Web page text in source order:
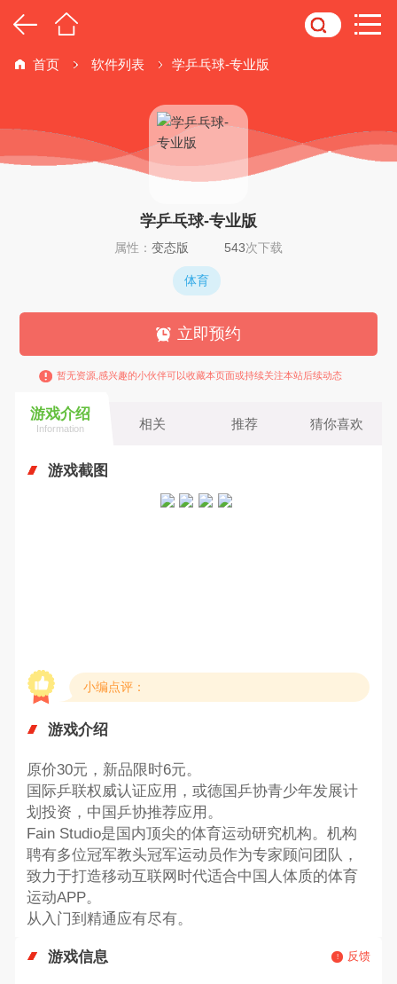
首页 软件列表 学乒乓球-专业版
学乒乓球-专业版
属性： 变态版 543次下载
体育
立即预约
暂无资源,感兴趣的小伙伴可以收藏本页面或持续关注本站后续动态
游戏介绍
Information 相关 推荐 猜你喜欢
游戏截图
小编点评：
游戏介绍
原价30元，新品限时6元。
国际乒联权威认证应用，或德国乒协青少年发展计
划投资，中国乒协推荐应用。
Fain Studio是国内顶尖的体育运动研究机构。机构
聘有多位冠军教头冠军运动员作为专家顾问团队，
致力于打造移动互联网时代适合中国人体质的体育
运动APP。
从入门到精通应有尽有。
游戏信息 反馈